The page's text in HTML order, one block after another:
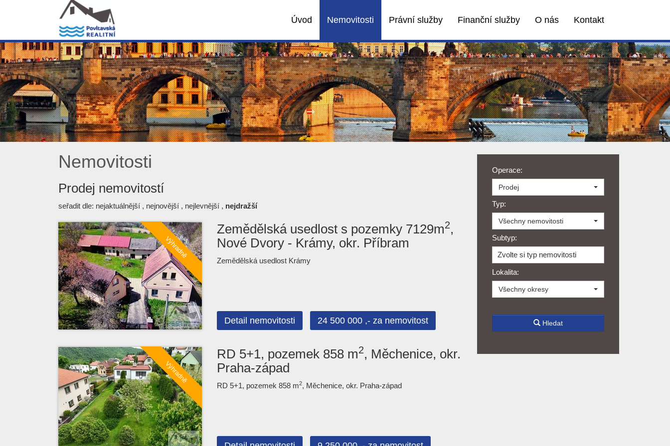
Úvod Nemovitosti Právní služby Finanční služby O nás Kontakt
Operace:
Prodej
Typ:
Všechny nemovitosti
Subtyp:
Zvolte si typ nemovitosti
Lokalita:
Všechny okresy
Hledat
Nemovitosti
Prodej nemovitostí
seřadit dle: nejaktuálnější , nejnovější , nejlevnější , nejdražší
Zemědělská usedlost s pozemky 7129m2,
Nové Dvory - Krámy, okr. Příbram
Zemědělská usedlost Krámy
Detail nemovitosti 24 500 000 ,- za nemovitost
RD 5+1, pozemek 858 m2, Měchenice, okr.
Praha-západ
RD 5+1, pozemek 858 m2, Měchenice, okr. Praha-západ